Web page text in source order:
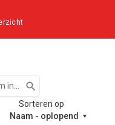
Sorteren op
Naam - oplopend